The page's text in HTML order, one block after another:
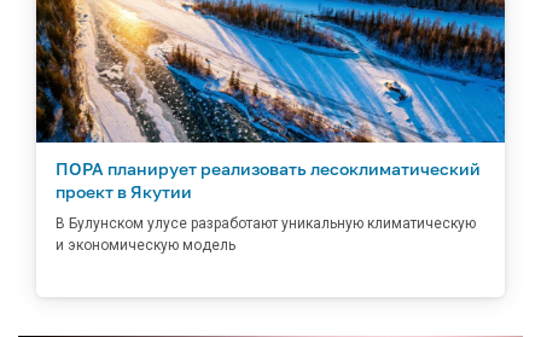
ПОРА планирует реализовать лесоклиматический
проект в Якутии
В Булунском улусе разработают уникальную климатическую
и экономическую модель